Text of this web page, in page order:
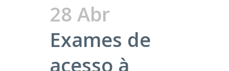
28 Abr
Exames de
acesso à